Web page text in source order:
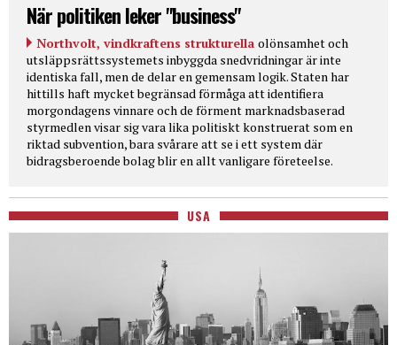
När politiken leker "business"
Northvolt, vindkraftens strukturella olönsamhet och
utsläppsrättssystemets inbyggda snedvridningar är inte
identiska fall, men de delar en gemensam logik. Staten har
hittills haft mycket begränsad förmåga att identifiera
morgondagens vinnare och de förment marknadsbaserad
styrmedlen visar sig vara lika politiskt konstruerat som en
riktad subvention, bara svårare att se i ett system där
bidragsberoende bolag blir en allt vanligare företeelse.
USA